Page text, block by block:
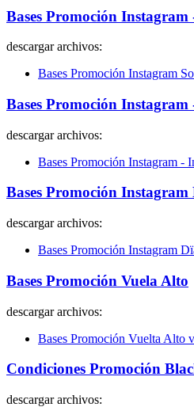
Bases Promoción
descargar archivos:
Bases Promoción Instagram
Bases Promoción
descargar archivos:
Bases Promoción Instagram -
Bases Promoción
descargar archivos:
Bases Promoción Instagram
Bases Promoción Vuela Alto
descargar archivos:
Bases Promoción Vuelta Alto
Condiciones Promoción
descargar archivos: